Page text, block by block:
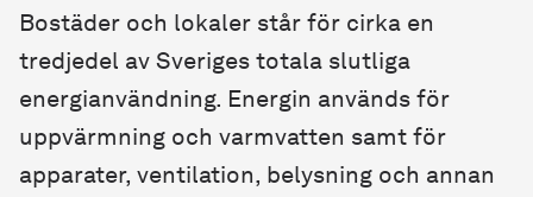
Bostäder och lokaler står för cirka en
tredjedel av Sveriges totala slutliga
energianvändning. Energin används för
uppvärmning och varmvatten samt för
apparater, ventilation, belysning och annan